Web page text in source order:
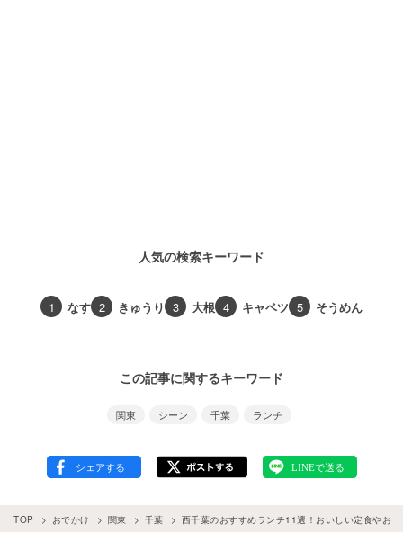
人気の検索キーワード
1 なす 2 きゅうり 3 大根 4 キャベツ 5 そうめん
この記事に関するキーワード
関東 シーン 千葉 ランチ
TOP おでかけ 関東 千葉 西千葉のおすすめランチ11選！おいしい定食やお